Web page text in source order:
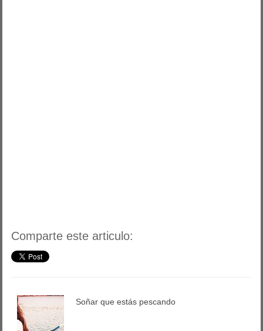
Comparte este articulo:
Soñar que estás pescando